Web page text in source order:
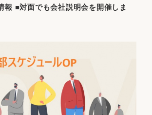
報 ■対面でも会社説明会を開催しま